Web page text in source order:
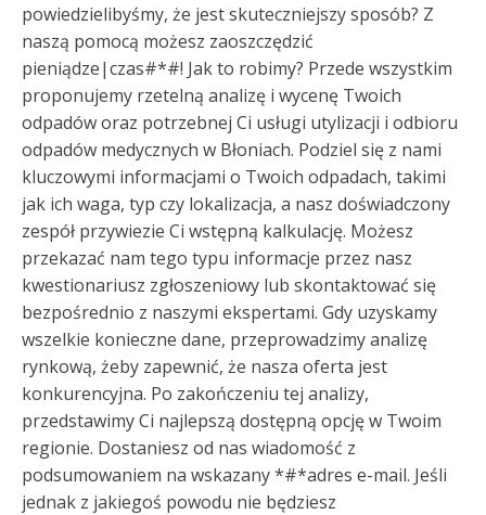
powiedzielibyśmy, że jest skuteczniejszy sposób? Z
naszą pomocą możesz zaoszczędzić
pieniądze|czas#*#! Jak to robimy? Przede wszystkim
proponujemy rzetelną analizę i wycenę Twoich
odpadów oraz potrzebnej Ci usługi utylizacji i odbioru
odpadów medycznych w Błoniach. Podziel się z nami
kluczowymi informacjami o Twoich odpadach, takimi
jak ich waga, typ czy lokalizacja, a nasz doświadczony
zespół przywiezie Ci wstępną kalkulację. Możesz
przekazać nam tego typu informacje przez nasz
kwestionariusz zgłoszeniowy lub skontaktować się
bezpośrednio z naszymi ekspertami. Gdy uzyskamy
wszelkie konieczne dane, przeprowadzimy analizę
rynkową, żeby zapewnić, że nasza oferta jest
konkurencyjna. Po zakończeniu tej analizy,
przedstawimy Ci najlepszą dostępną opcję w Twoim
regionie. Dostaniesz od nas wiadomość z
podsumowaniem na wskazany *#*adres e-mail. Jeśli
jednak z jakiegoś powodu nie będziesz